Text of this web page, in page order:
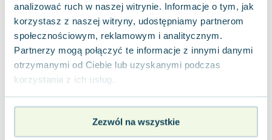
analizować ruch w naszej witrynie. Informacje o tym, jak
korzystasz z naszej witryny, udostępniamy partnerom
społecznościowym, reklamowym i analitycznym.
Partnerzy mogą połączyć te informacje z innymi danymi
otrzymanymi od Ciebie lub uzyskanymi podczas
korzystania z ich usług.
Zezwól na wszystkie
Anihilacja. Podbój. Tom 1
Egmont,2018| Christos Gage,Lilly Mike,praca zbiorowa
Witaj miłośniku komiksów i epickich kosmicznych
uniwersum! Chcesz zanurzyć się w świat
intergalaktycznych przygód, pełen heroiczny...
0.0
88.55zł nowa Do koszyka